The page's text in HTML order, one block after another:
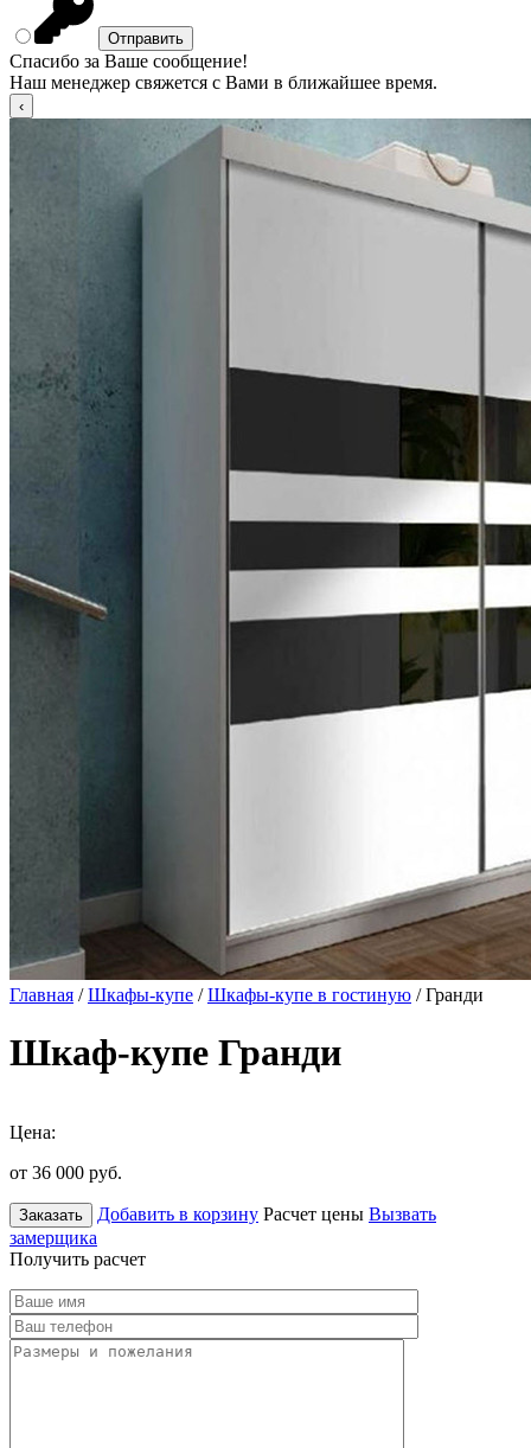
Спасибо за Ваше сообщение!
Наш менеджер свяжется с Вами в ближайшее время.
Главная /Шкафы-купе /Шкафы-купе в гостиную / Гранди
Шкаф-купе Гранди
Цена:
от 36 000 руб.
Заказать Добавить в корзину Расчет цены Вызвать
замерщика
Получить расчет